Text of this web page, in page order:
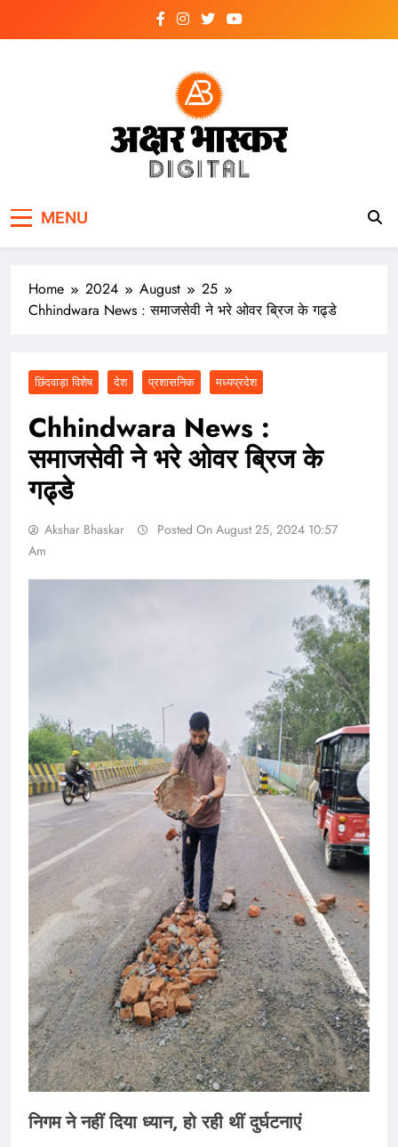
MENU
Home 2024 August
25
Chhindwara News : समाजसेवी ने भरे ओवर ब्रिज के गढ्डे
छिंदवाड़ा विशेष देश प्रशासनिक मध्यप्रदेश
Chhindwara News :
समाजसेवी ने भरे ओवर ब्रिज के
गढ्डे
Akshar Bhaskar
Posted On August 25, 2024 10:57
Am
निगम ने नहीं दिया ध्यान, हो रही थीं दुर्घटनाएं